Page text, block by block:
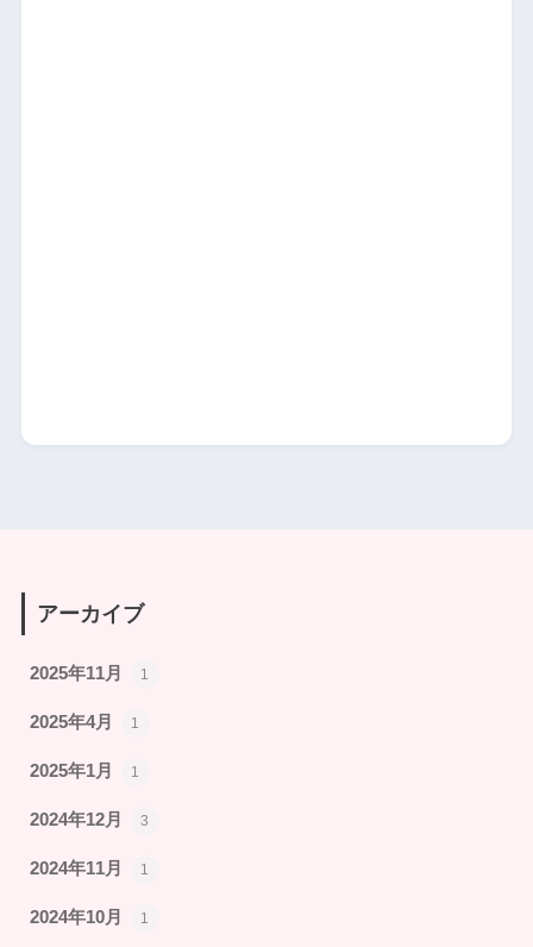
アーカイブ
2025年11月 1
2025年4月 1
2025年1月 1
2024年12月 3
2024年11月 1
2024年10月 1